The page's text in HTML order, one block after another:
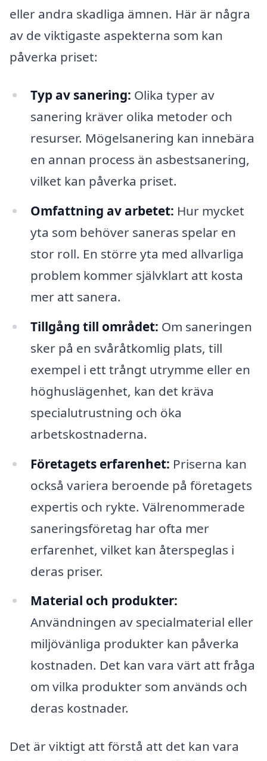
eller andra skadliga ämnen. Här är några
av de viktigaste aspekterna som kan
påverka priset:
Typ av sanering: Olika typer av
sanering kräver olika metoder och
resurser. Mögelsanering kan innebära
en annan process än asbestsanering,
vilket kan påverka priset.
Omfattning av arbetet: Hur mycket
yta som behöver saneras spelar en
stor roll. En större yta med allvarliga
problem kommer självklart att kosta
mer att sanera.
Tillgång till området: Om saneringen
sker på en svåråtkomlig plats, till
exempel i ett trångt utrymme eller en
höghuslägenhet, kan det kräva
specialutrustning och öka
arbetskostnaderna.
Företagets erfarenhet: Priserna kan
också variera beroende på företagets
expertis och rykte. Välrenommerade
saneringsföretag har ofta mer
erfarenhet, vilket kan återspeglas i
deras priser.
Material och produkter:
Användningen av specialmaterial eller
miljövänliga produkter kan påverka
kostnaden. Det kan vara värt att fråga
om vilka produkter som används och
deras kostnader.
Det är viktigt att förstå att det kan vara